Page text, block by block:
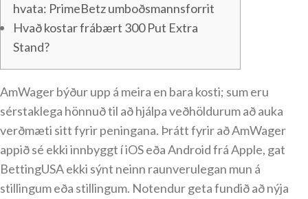
hvata: PrimeBetz umboðsmannsforrit
Hvað kostar frábært 300 Put Extra
Stand?
AmWager býður upp á meira en bara kosti; sum eru
sérstaklega hönnuð til að hjálpa veðhöldurum að auka
verðmæti sitt fyrir peningana. Þrátt fyrir að AmWager
appið sé ekki innbyggt í iOS eða Android frá Apple, gat
BettingUSA ekki sýnt neinn raunverulegan mun á
stillingum eða stillingum. Notendur geta fundið að nýja